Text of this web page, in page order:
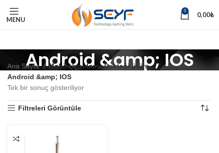
MENU
0 0,00₺
Android &amp; IOS
Ana Sayfa
Mobil Uygulama Desteği ürün
Android &amp; IOS
Tek bir sonuç gösteriliyor
Filtreleri Görüntüle